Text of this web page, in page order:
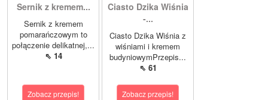
Sernik z kremem...
Sernik z kremem
pomarańczowym to
połączenie delikatnej,...
⇖ 14
Zobacz przepis!
Ciasto Dzika Wiśnia
-...
Ciasto Dzika Wiśnia z
wiśniami i kremem
budyniowymPrzepis...
⇖ 61
Zobacz przepis!